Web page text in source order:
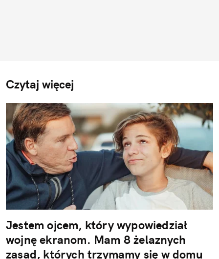
Czytaj więcej
Jestem ojcem, który wypowiedział
wojnę ekranom. Mam 8 żelaznych
zasad, których trzymamy się w domu